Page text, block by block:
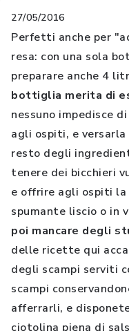
27/05/2016
Perfetti anche per
resa: con una sola
preparare anche 4
bottiglia merita di
nessuno impedisce
agli ospiti, e
resto degli
tenere dei bicchieri
e offrire agli ospiti
spumante liscio o in
poi mancare degli
delle ricette qui
degli scampi serviti
scampi
afferrarli, e
ciotolina piena di